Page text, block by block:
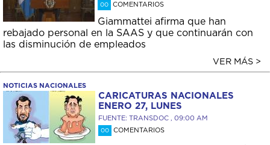
00 COMENTARIOS
Giammattei afirma que han
rebajado personal en la SAAS y que continuarán con
las disminución de empleados
VER MÁS >
NOTICIAS NACIONALES
CARICATURAS NACIONALES
ENERO 27, LUNES
FUENTE: TRANSDOC , 09:00 AM
00 COMENTARIOS